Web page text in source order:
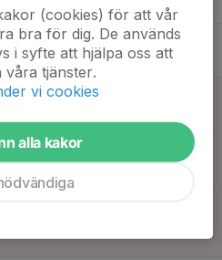
(cookies) för att vår
bra för dig. De används
i syfte att hjälpa oss att
tjänster.
vi cookies
alla kakor